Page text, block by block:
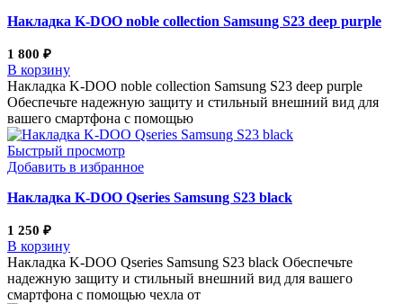
Накладка K-DOO noble collection Samsung S23 deep purple
1 800 ₽
В корзину
Накладка K-DOO noble collection Samsung S23 deep purple
Обеспечьте надежную защиту и стильный внешний вид для
вашего смартфона с помощью
Быстрый просмотр
Добавить в избранное
Накладка K-DOO Qseries Samsung S23 black
1 250 ₽
В корзину
Накладка K-DOO Qseries Samsung S23 black Обеспечьте
надежную защиту и стильный внешний вид для вашего
смартфона с помощью чехла от